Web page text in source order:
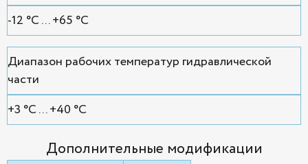
-12 °С ... +65 °С
Диапазон рабочих температур гидравлической
части
+3 °С ... +40 °С
Дополнительные модификации